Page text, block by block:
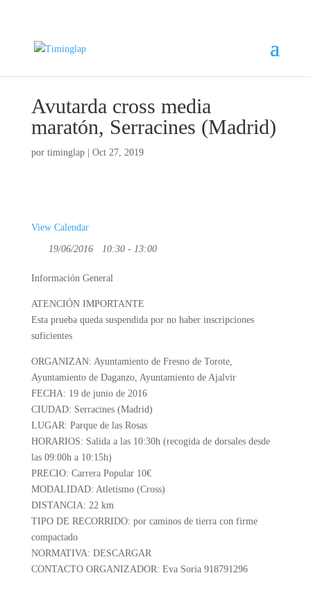
Avutarda cross media
maratón, Serracines (Madrid)
por timinglap| Oct 27, 2019
View Calendar
19/06/2016 10:30 - 13:00
Información General
ATENCIÓN IMPORTANTE
Esta prueba queda suspendida por no haber inscripciones
suficientes
ORGANIZAN: Ayuntamiento de Fresno de Torote,
Ayuntamiento de Daganzo, Ayuntamiento de Ajalvir
FECHA: 19 de junio de 2016
CIUDAD: Serracines (Madrid)
LUGAR: Parque de las Rosas
HORARIOS: Salida a las 10:30h (recogida de dorsales desde
las 09:00h a 10:15h)
PRECIO: Carrera Popular 10€
MODALIDAD: Atletismo (Cross)
DISTANCIA: 22 km
TIPO DE RECORRIDO: por caminos de tierra con firme
compactado
NORMATIVA: DESCARGAR
CONTACTO ORGANIZADOR: Eva Soria 918791296